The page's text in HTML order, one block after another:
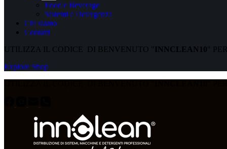
Food e Beverage
Sistemi e Detergenza
Chi siamo
Contatti
UTILIZZA IL CODICE DI BENVENUTO " INNCLEAN10"
Explore Shop